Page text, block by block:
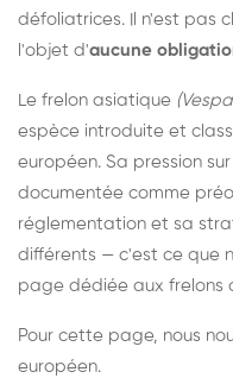
défoliatrices. Il n'est pas
l'objet d'aucune
Le frelon asiatique
espèce introduite et
européen. Sa pression
documentée comme
réglementation et sa
différents — c'est ce que
page dédiée aux frelons
Pour cette page, nous
européen.